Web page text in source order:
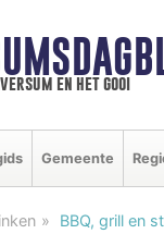
en het gooi
Gemeente
BBQ, grill en